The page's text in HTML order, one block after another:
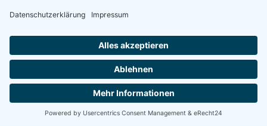
Newsletter
Instagram
YouTube
Facebook